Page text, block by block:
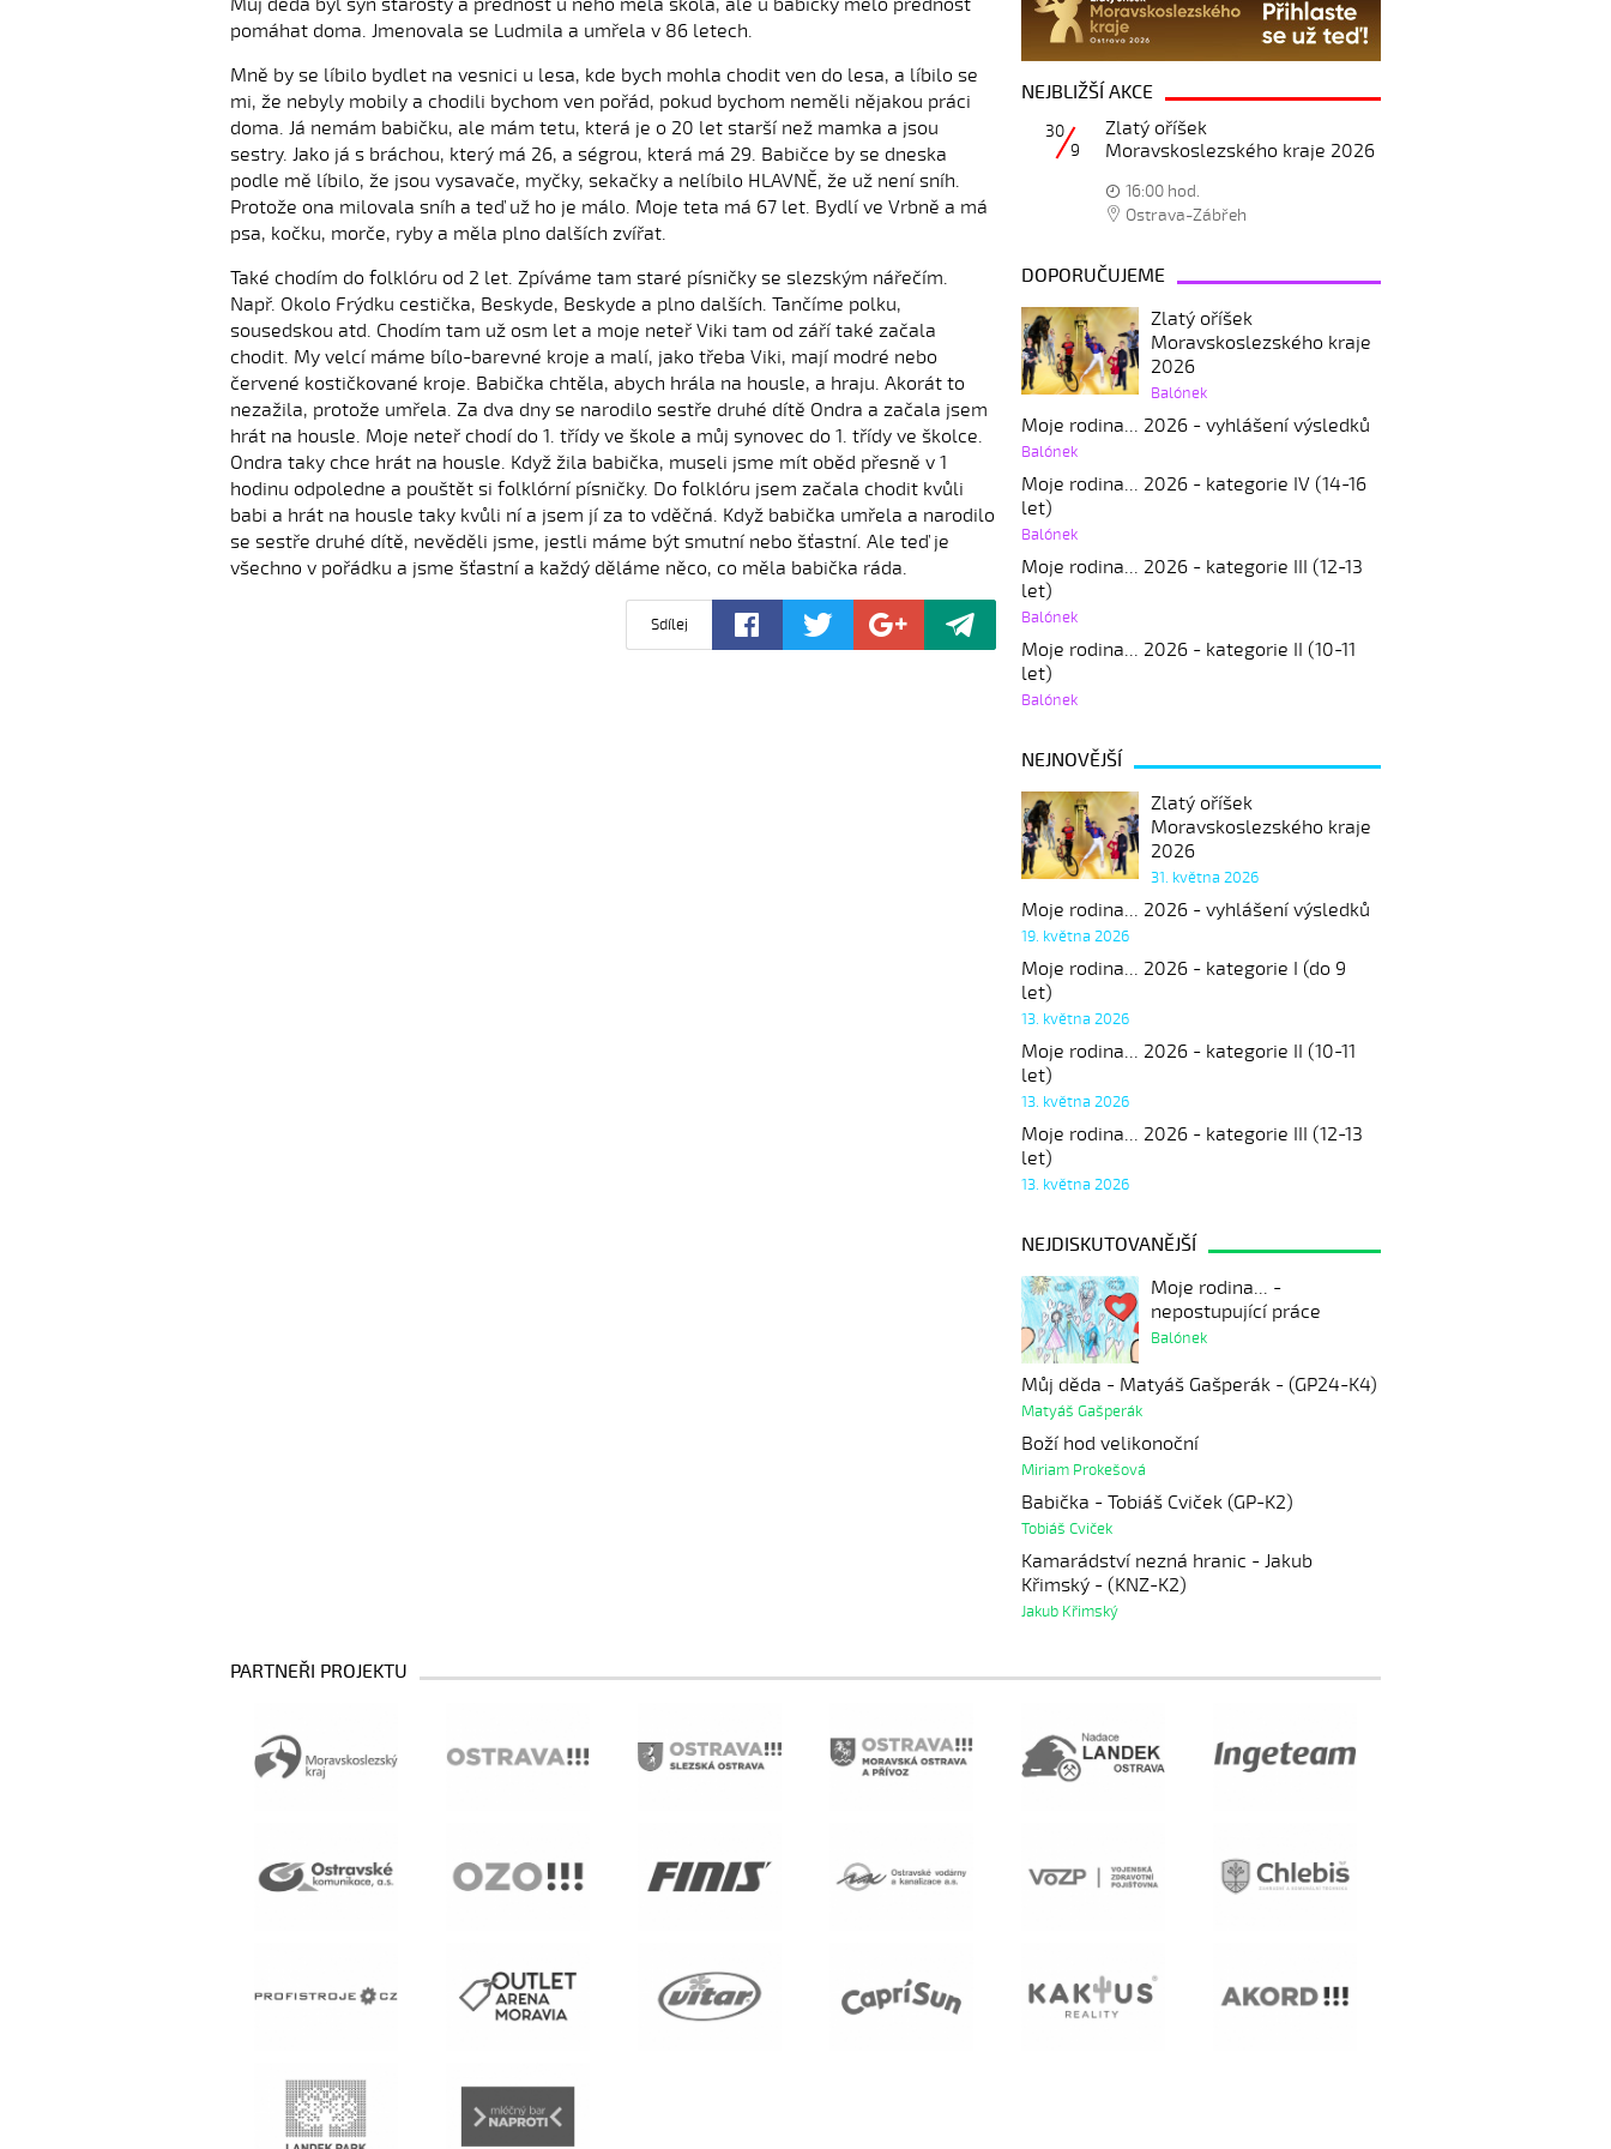
Můj děda byl syn starosty a přednost u něho měla škola, ale u babičky mělo přednost
pomáhat doma. Jmenovala se Ludmila a umřela v 86 letech.
Mně by se líbilo bydlet na vesnici u lesa, kde bych mohla chodit ven do lesa, a líbilo se
mi, že nebyly mobily a chodili bychom ven pořád, pokud bychom neměli nějakou práci
doma. Já nemám babičku, ale mám tetu, která je o 20 let starší než mamka a jsou
sestry. Jako já s bráchou, který má 26, a ségrou, která má 29. Babičce by se dneska
podle mě líbilo, že jsou vysavače, myčky, sekačky a nelíbilo HLAVNĚ, že už není sníh.
Protože ona milovala sníh a teď už ho je málo. Moje teta má 67 let. Bydlí ve Vrbně a má
psa, kočku, morče, ryby a měla plno dalších zvířat.
Také chodím do folklóru od 2 let. Zpíváme tam staré písničky se slezským nářečím.
Např. Okolo Frýdku cestička, Beskyde, Beskyde a plno dalších. Tančíme polku,
sousedskou atd. Chodím tam už osm let a moje neteř Viki tam od září také začala
chodit. My velcí máme bílo-barevné kroje a malí, jako třeba Viki, mají modré nebo
červené kostičkované kroje. Babička chtěla, abych hrála na housle, a hraju. Akorát to
nezažila, protože umřela. Za dva dny se narodilo sestře druhé dítě Ondra a začala jsem
hrát na housle. Moje neteř chodí do 1. třídy ve škole a můj synovec do 1. třídy ve školce.
Ondra taky chce hrát na housle. Když žila babička, museli jsme mít oběd přesně v 1
hodinu odpoledne a pouštět si folklórní písničky. Do folklóru jsem začala chodit kvůli
babi a hrát na housle taky kvůli ní a jsem jí za to vděčná. Když babička umřela a narodilo
se sestře druhé dítě, nevěděli jsme, jestli máme být smutní nebo šťastní. Ale teď je
všechno v pořádku a jsme šťastní a každý děláme něco, co měla babička ráda.
Sdílej
NEJBLIŽŠÍ AKCE
Zlatý oříšek
Moravskoslezského kraje 2026
30
9
16:00 hod.
Ostrava-Zábřeh
DOPORUČUJEME
Zlatý oříšek
Moravskoslezského kraje
2026
Balónek
Moje rodina... 2026 - vyhlášení výsledků
Balónek
Moje rodina... 2026 - kategorie IV (14-16
let)
Balónek
Moje rodina... 2026 - kategorie III (12-13
let)
Balónek
Moje rodina... 2026 - kategorie II (10-11
let)
Balónek
NEJNOVĚJŠÍ
Zlatý oříšek
Moravskoslezského kraje
2026
31. května 2026
Moje rodina... 2026 - vyhlášení výsledků
19. května 2026
Moje rodina... 2026 - kategorie I (do 9
let)
13. května 2026
Moje rodina... 2026 - kategorie II (10-11
let)
13. května 2026
Moje rodina... 2026 - kategorie III (12-13
let)
13. května 2026
NEJDISKUTOVANĚJŠÍ
Moje rodina... -
nepostupující práce
Balónek
Můj děda - Matyáš Gašperák - (GP24-K4)
Matyáš Gašperák
Boží hod velikonoční
Miriam Prokešová
Babička - Tobiáš Cviček (GP-K2)
Tobiáš Cviček
Kamarádství nezná hranic - Jakub
Křimský - (KNZ-K2)
Jakub Křimský
PARTNEŘI PROJEKTU